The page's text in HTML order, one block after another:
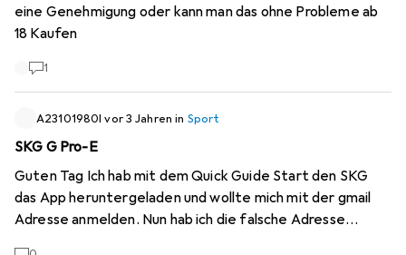
eine Genehmigung oder kann man das ohne Probleme ab
18 Kaufen
1
A23101980l vor 3 Jahren in Sport
SKG G Pro-E
Guten Tag Ich hab mit dem Quick Guide Start den SKG
das App heruntergeladen und wollte mich mit der gmail
Adresse anmelden. Nun hab ich die falsche Adresse